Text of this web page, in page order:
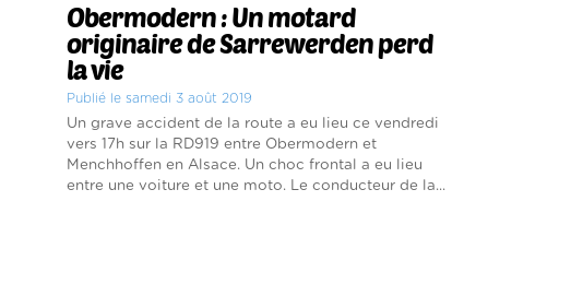
Obermodern : Un motard
originaire de Sarrewerden perd
la vie
Publié le samedi 3 août 2019
Un grave accident de la route a eu lieu ce vendredi
vers 17h sur la RD919 entre Obermodern et
Menchhoffen en Alsace. Un choc frontal a eu lieu
entre une voiture et une moto. Le conducteur de la...